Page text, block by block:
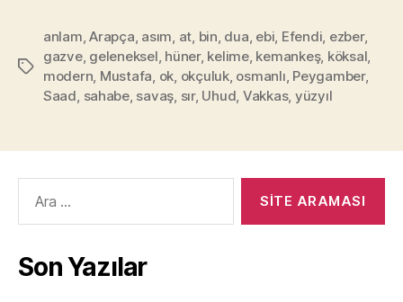
Etiketler
anlam ,Arapça asım at bin dua ebi Efendi ezber,
gazve, geleneksel hüner, kelime, kemankeş, köksal
modern Mustafa ok okçuluk, osmanlı Peygamber,
Saad sahabe, savaş sır, Uhud Vakkas, yüzyıl
yap:
Son Yazılar